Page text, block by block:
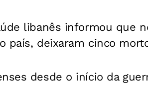
libanês informou que
país, deixaram cinco
desde o início da